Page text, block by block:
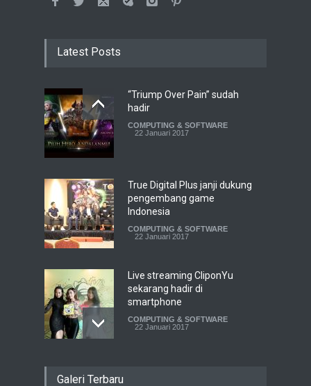
Latest Posts
“Triump Over Pain” sudah
hadir
COMPUTING & SOFTWARE
22 Januari 2017
True Digital Plus janji dukung
pengembang game
Indonesia
COMPUTING & SOFTWARE
22 Januari 2017
Live streaming CliponYu
sekarang hadir di
smartphone
COMPUTING & SOFTWARE
22 Januari 2017
Galeri Terbaru